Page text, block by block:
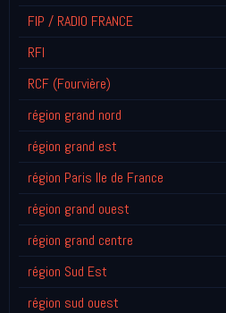
FIP / RADIO FRANCE
RFI
RCF (Fourvière)
région grand nord
région grand est
région Paris Ile de France
région grand ouest
région grand centre
région Sud Est
région sud ouest